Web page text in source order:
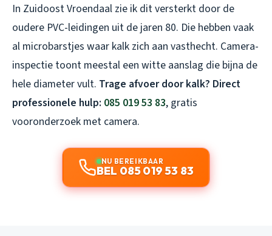
In Zuidoost Vroendaal zie ik dit versterkt door de
oudere PVC-leidingen uit de jaren 80. Die hebben vaak
al microbarstjes waar kalk zich aan vasthecht. Camera-
inspectie toont meestal een witte aanslag die bijna de
hele diameter vult. Trage afvoer door kalk? Direct
professionele hulp: 085 019 53 83, gratis
vooronderzoek met camera.
NU BEREIKBAAR
BEL 085 019 53 83